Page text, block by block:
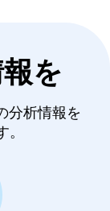
を
分析情報を